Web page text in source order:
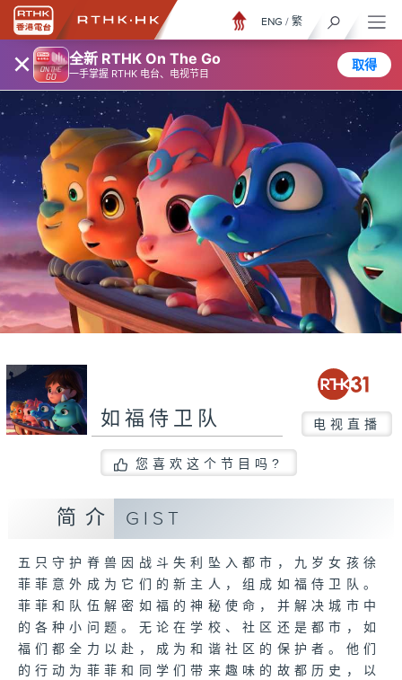
× 全新 RTHK On The Go
一手掌握 RTHK 电台、电视节目
取得
ENG / 繁
如福侍卫队 电视直播
您喜欢这个节目吗?
简介 GIST
五只守护脊兽因战斗失利坠入都市，九岁女孩徐
菲菲意外成为它们的新主人，组成如福侍卫队。
菲菲和队伍解密如福的神秘使命，并解决城市中
的各种小问题。无论在学校、社区还是都市，如
福们都全力以赴，成为和谐社区的保护者。他们
的行动为菲菲和同学们带来趣味的故都历史，以